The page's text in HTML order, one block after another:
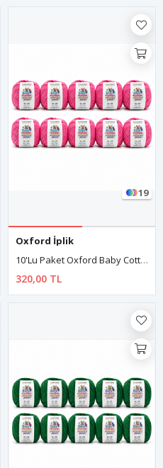
19
Oxford İplik
10'lu Paket Oxford Baby Cotton Amigurumi Punch 50gr/150m No:110 Pembe
320,00 TL